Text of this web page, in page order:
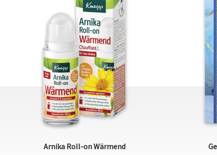
Arnika Roll-on Wärmend